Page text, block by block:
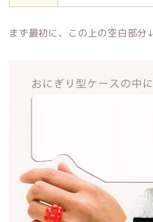
まず最初に、この上の空白部分↓